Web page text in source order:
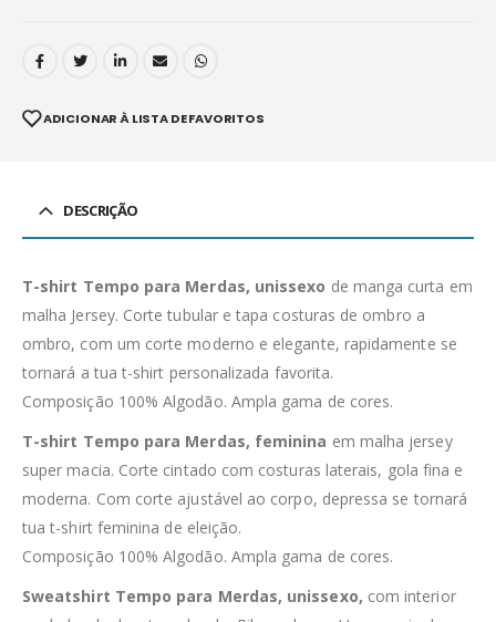
ADICIONAR À LISTA DE FAVORITOS
DESCRIÇÃO
T-shirt Tempo para Merdas, unissexo de manga curta em
malha Jersey. Corte tubular e tapa costuras de ombro a
ombro, com um corte moderno e elegante, rapidamente se
tornará a tua t-shirt personalizada favorita.
Composição 100% Algodão. Ampla gama de cores.
T-shirt Tempo para Merdas, feminina em malha jersey
super macia. Corte cintado com costuras laterais, gola fina e
moderna. Com corte ajustável ao corpo, depressa se tornará
tua t-shirt feminina de eleição.
Composição 100% Algodão. Ampla gama de cores.
Sweatshirt Tempo para Merdas, unissexo, com interior